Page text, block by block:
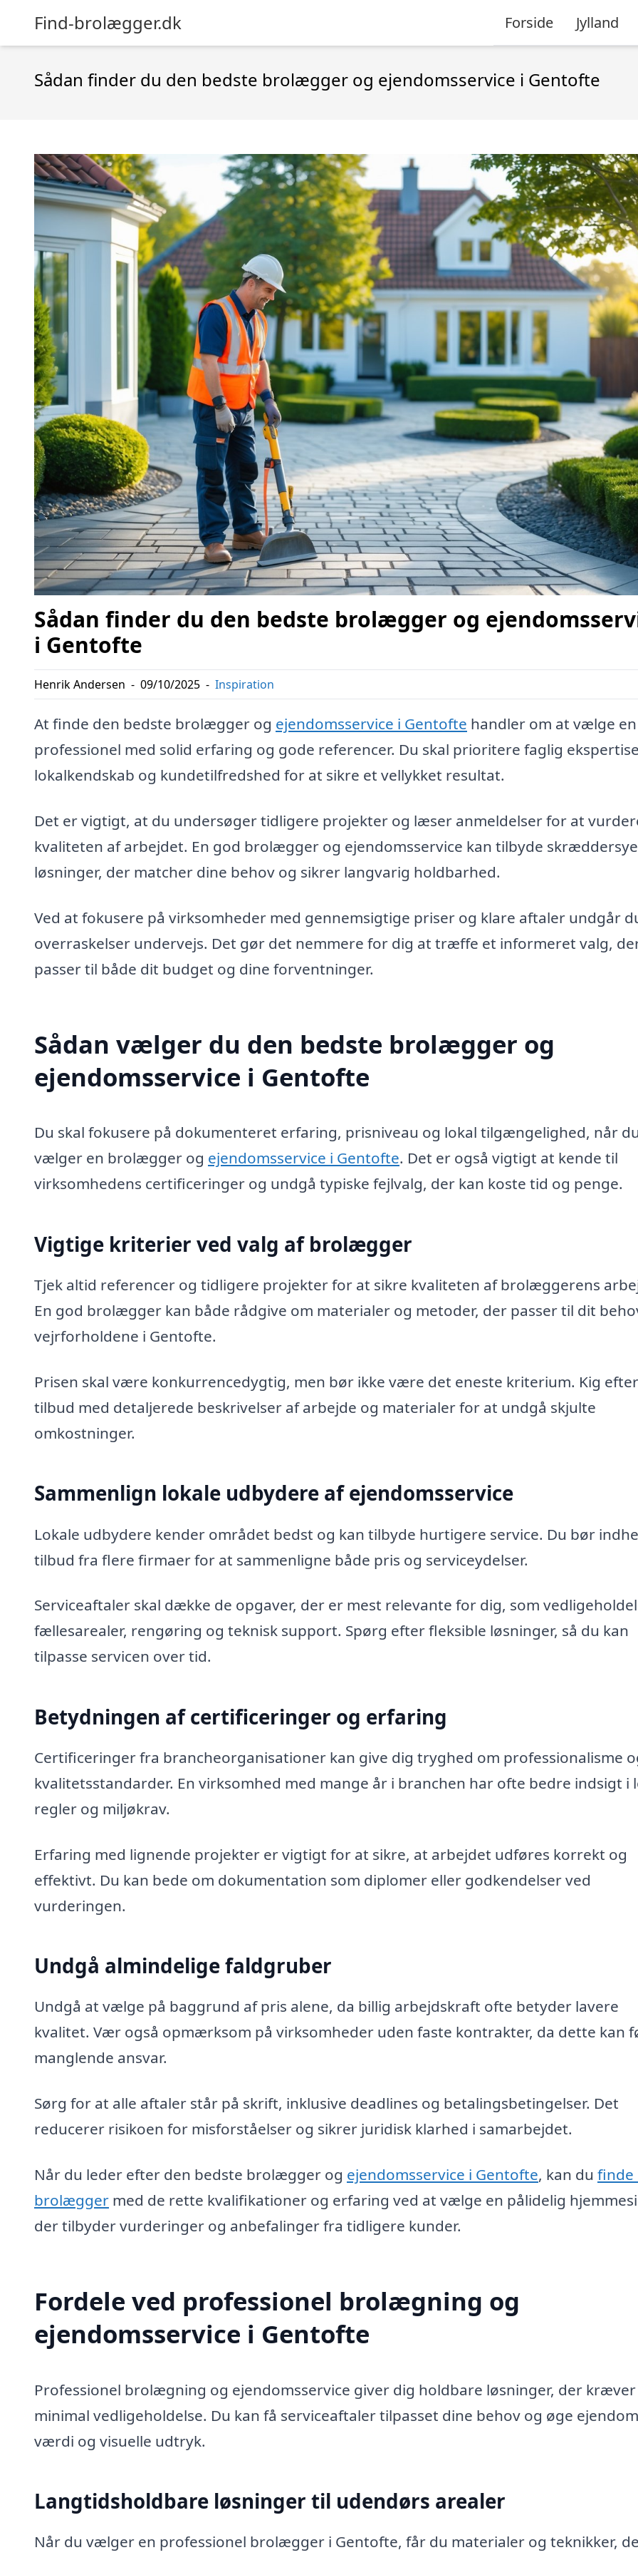
Find-brolægger.dk Forside Jylland
Sådan finder du den bedste brolægger og ejendomsservice i Gentofte
Sådan finder du den bedste brolægger og
i Gentofte
Henrik Andersen - 09/10/2025 - Inspiration
At finde den bedste brolægger og ejendomsservice i Gentofte handler om at vælge en
professionel med solid erfaring og gode referencer. Du skal prioritere faglig
lokalkendskab og kundetilfredshed for at sikre et vellykket resultat.
Det er vigtigt, at du undersøger tidligere projekter og læser anmeldelser for at
kvaliteten af arbejdet. En god brolægger og ejendomsservice kan tilbyde
løsninger, der matcher dine behov og sikrer langvarig holdbarhed.
Ved at fokusere på virksomheder med gennemsigtige priser og klare aftaler undgår
overraskelser undervejs. Det gør det nemmere for dig at træffe et informeret valg,
passer til både dit budget og dine forventninger.
Sådan vælger du den bedste brolægger og
ejendomsservice i Gentofte
Du skal fokusere på dokumenteret erfaring, prisniveau og lokal tilgængelighed, når
vælger en brolægger og ejendomsservice i Gentofte. Det er også vigtigt at kende til
virksomhedens certificeringer og undgå typiske fejlvalg, der kan koste tid og penge.
Vigtige kriterier ved valg af brolægger
Tjek altid referencer og tidligere projekter for at sikre kvaliteten af brolæggerens
En god brolægger kan både rådgive om materialer og metoder, der passer til dit
vejrforholdene i Gentofte.
Prisen skal være konkurrencedygtig, men bør ikke være det eneste kriterium. Kig
tilbud med detaljerede beskrivelser af arbejde og materialer for at undgå skjulte
omkostninger.
Sammenlign lokale udbydere af ejendomsservice
Lokale udbydere kender området bedst og kan tilbyde hurtigere service. Du bør
tilbud fra flere firmaer for at sammenligne både pris og serviceydelser.
Serviceaftaler skal dække de opgaver, der er mest relevante for dig, som
fællesarealer, rengøring og teknisk support. Spørg efter fleksible løsninger, så du kan
tilpasse servicen over tid.
Betydningen af certificeringer og erfaring
Certificeringer fra brancheorganisationer kan give dig tryghed om professionalisme
kvalitetsstandarder. En virksomhed med mange år i branchen har ofte bedre indsigt i
regler og miljøkrav.
Erfaring med lignende projekter er vigtigt for at sikre, at arbejdet udføres korrekt og
effektivt. Du kan bede om dokumentation som diplomer eller godkendelser ved
vurderingen.
Undgå almindelige faldgruber
Undgå at vælge på baggrund af pris alene, da billig arbejdskraft ofte betyder lavere
kvalitet. Vær også opmærksom på virksomheder uden faste kontrakter, da dette kan
manglende ansvar.
Sørg for at alle aftaler står på skrift, inklusive deadlines og betalingsbetingelser. Det
reducerer risikoen for misforståelser og sikrer juridisk klarhed i samarbejdet.
Når du leder efter den bedste brolægger og ejendomsservice i Gentofte, kan du finde
brolægger med de rette kvalifikationer og erfaring ved at vælge en pålidelig
der tilbyder vurderinger og anbefalinger fra tidligere kunder.
Fordele ved professionel brolægning og
ejendomsservice i Gentofte
Professionel brolægning og ejendomsservice giver dig holdbare løsninger, der kræver
minimal vedligeholdelse. Du kan få serviceaftaler tilpasset dine behov og øge
værdi og visuelle udtryk.
Langtidsholdbare løsninger til udendørs arealer
Når du vælger en professionel brolægger i Gentofte, får du materialer og teknikker,